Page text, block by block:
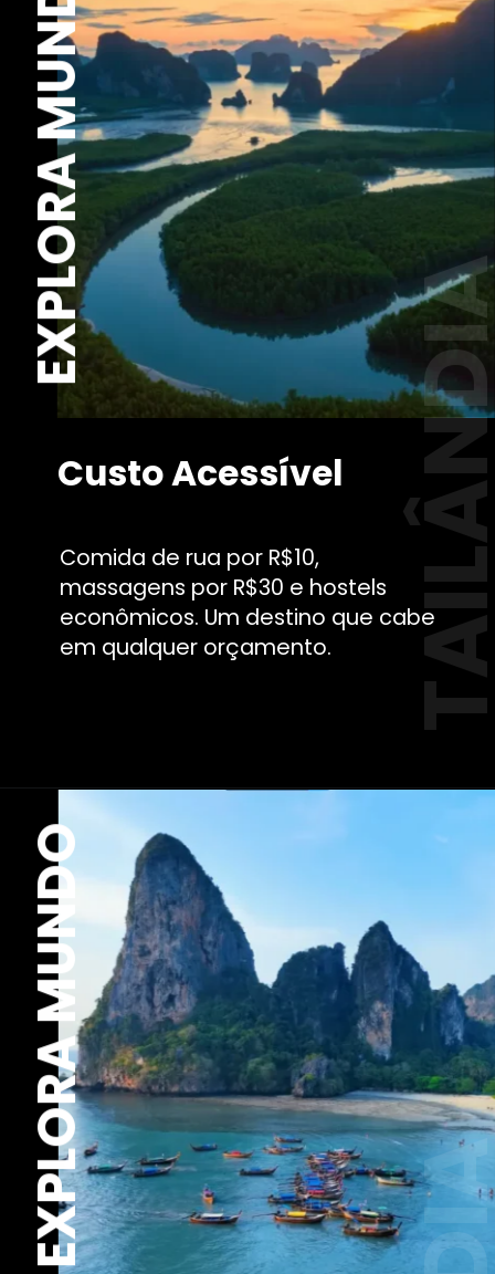
Custo Acessível
Comida de rua por R$10,
massagens por R$30 e hostels
econômicos. Um destino que cabe
em qualquer orçamento.
EXPLORA MUNDO
EXPLORA MUNDO